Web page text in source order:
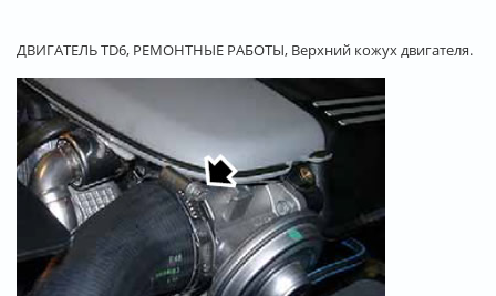
ДВИГАТЕЛЬ TD6, РЕМОНТНЫЕ РАБОТЫ, Верхний кожух двигателя.